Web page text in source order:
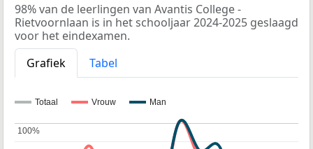
98% van de leerlingen van Avantis College -
Rietvoornlaan is in het schooljaar 2024-2025 geslaagd
voor het eindexamen.
Grafiek
Tabel
Totaal Vrouw Man
100%
100%